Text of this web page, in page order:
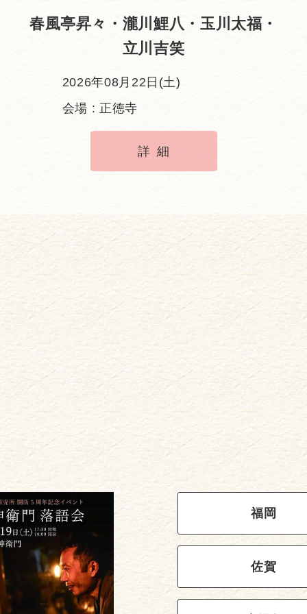
春風亭昇々・瀧川鯉八・玉川太福・
立川吉笑
2026年08月22日(土)
会場 : 正徳寺
詳細
福岡
佐賀